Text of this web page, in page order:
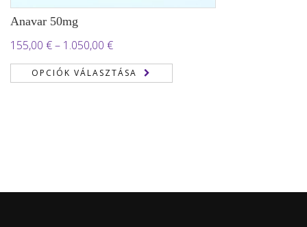
Anavar 50mg
155,00 €– 1.050,00 €Ártartomány:
155,00 €
-
OPCIÓK VÁLASZTÁSA